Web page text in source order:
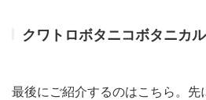
クワトロボタニコボタニカ
最後にご紹介するのはこちら。先